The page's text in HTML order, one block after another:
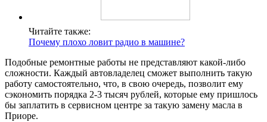
Читайте также:
Почему плохо ловит радио в машине?
Подобные ремонтные работы не представляют какой-либо
сложности. Каждый автовладелец сможет выполнить такую
работу самостоятельно, что, в свою очередь, позволит ему
сэкономить порядка 2-3 тысяч рублей, которые ему пришлось
бы заплатить в сервисном центре за такую замену масла в
Приоре.